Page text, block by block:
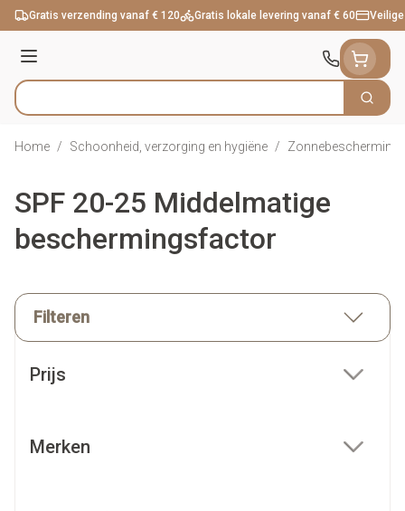
Ga naar de inhoud
Gratis verzending vanaf € 120 Gratis lokale levering vanaf € 60
Menu
Product, merk, categorie... Zoek
Home / Schoonheid, verzorging en hygiëne / Zonnebescherming
SPF 20-25 Middelmatige
beschermingsfactor
Filteren
Prijs
Merken